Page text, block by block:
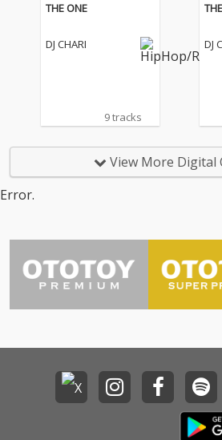
THE ONE
DJ CHARI
9 tracks
DJ
View More Digital
Error.